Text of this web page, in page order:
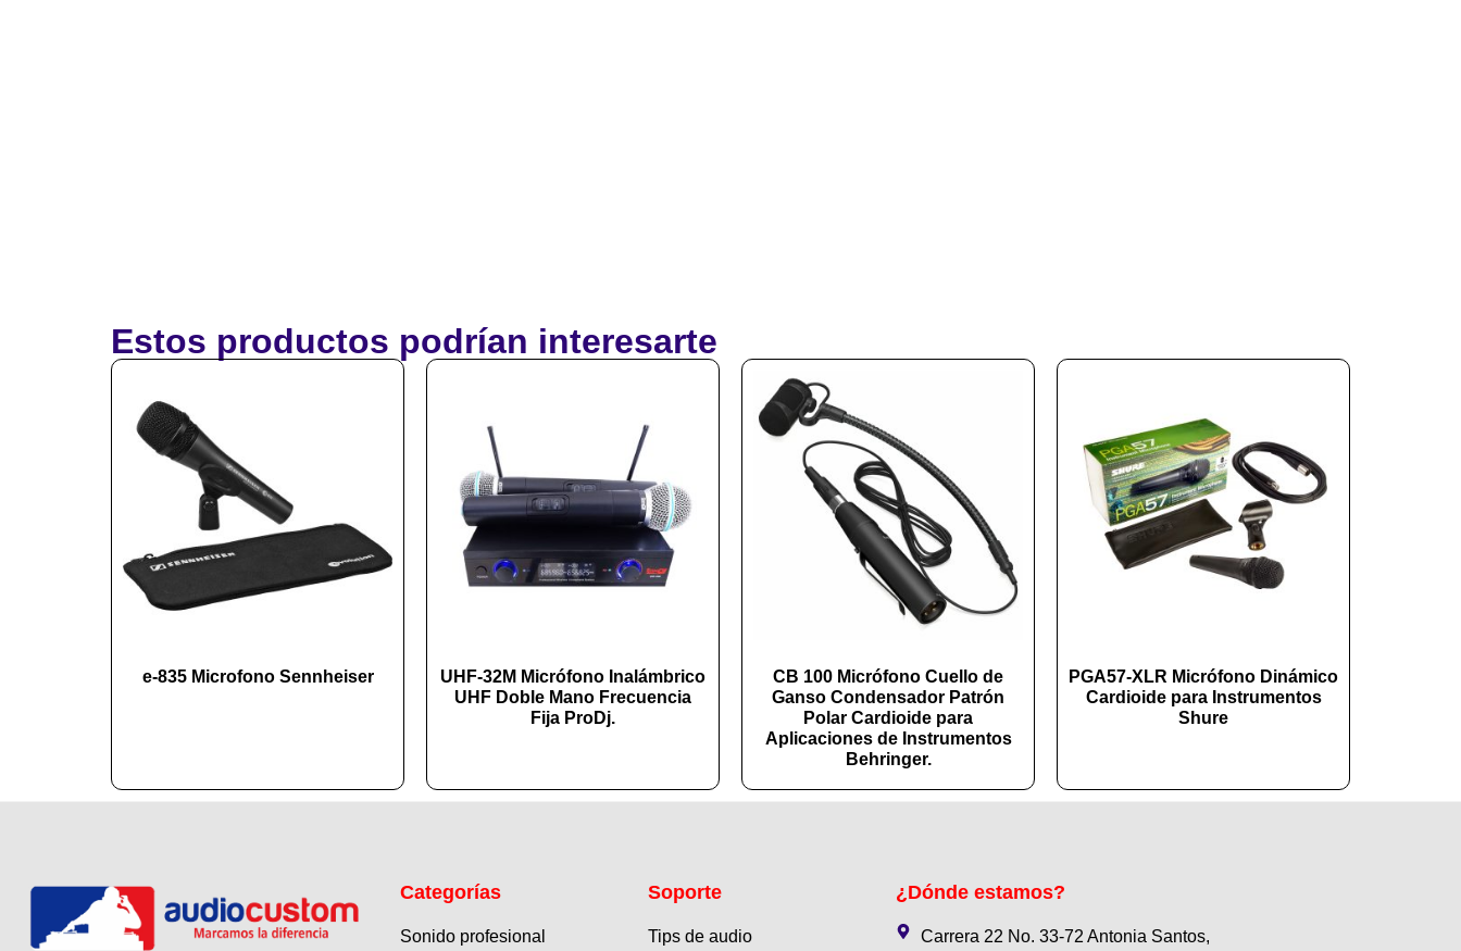
Estos productos podrían interesarte
e-835 Microfono Sennheiser
UHF-32M Micrófono Inalámbrico
UHF Doble Mano Frecuencia
Fija ProDj.
CB 100 Micrófono Cuello de
Ganso Condensador Patrón
Polar Cardioide para
Aplicaciones de Instrumentos
Behringer.
PGA57-XLR Micrófono Dinámico
Cardioide para Instrumentos
Shure
Categorías
Sonido profesional
Soporte
Tips de audio
¿Dónde estamos?
Carrera 22 No. 33-72 Antonia Santos,